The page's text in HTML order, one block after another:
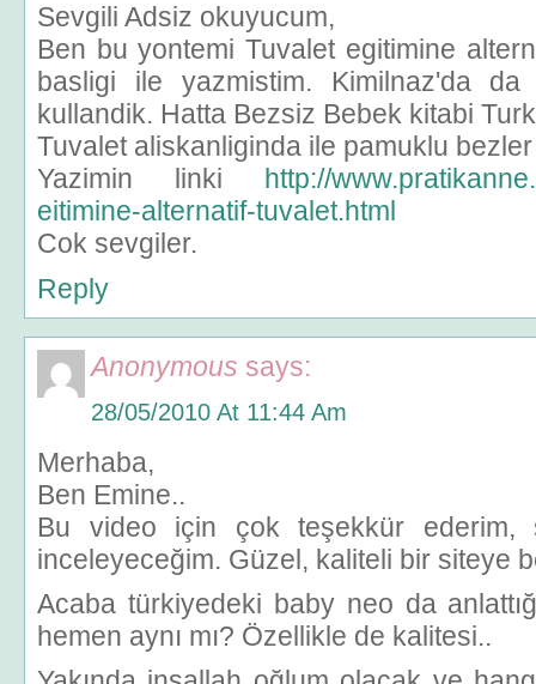
Sevgili Adsiz okuyucum,
Ben bu yontemi Tuvalet egitimine
basligi ile yazmistim. Kimilnaz'da
kullandik. Hatta Bezsiz Bebek kitabi
Tuvalet aliskanliginda ile pamuklu
Yazimin linki http://
eitimine-alternatif-tuvalet.html
Cok sevgiler.
Reply
Anonymous says:
28/05/2010 At 11:44 Am
Merhaba,
Ben Emine..
Bu video için çok teşekkür ederim,
inceleyeceğim. Güzel, kaliteli bir siteye
Acaba türkiyedeki baby neo da
hemen aynı mı? Özellikle de kalitesi..